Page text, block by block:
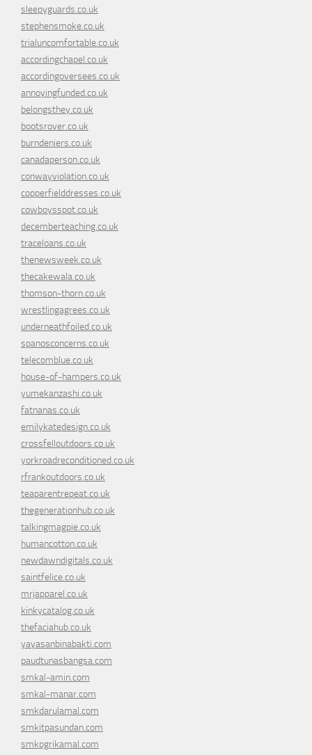
sleepyguards.co.uk
stephensmoke.co.uk
trialuncomfortable.co.uk
accordingchapel.co.uk
accordingoversees.co.uk
annoyingfunded.co.uk
belongsthey.co.uk
bootsrover.co.uk
burndeniers.co.uk
canadaperson.co.uk
conwayviolation.co.uk
copperfielddresses.co.uk
cowboysspot.co.uk
decemberteaching.co.uk
traceloans.co.uk
thenewsweek.co.uk
thecakewala.co.uk
thomson-thorn.co.uk
wrestlingagrees.co.uk
underneathfoiled.co.uk
spanosconcerns.co.uk
telecomblue.co.uk
house-of-hampers.co.uk
yumekanzashi.co.uk
fatnanas.co.uk
emilykatedesign.co.uk
crossfelloutdoors.co.uk
yorkroadreconditioned.co.uk
rfrankoutdoors.co.uk
teaparentrepeat.co.uk
thegenerationhub.co.uk
talkingmagpie.co.uk
humancotton.co.uk
newdawndigitals.co.uk
saintfelice.co.uk
mrjapparel.co.uk
kinkycatalog.co.uk
thefaciahub.co.uk
yayasanbinabakti.com
paudtunasbangsa.com
smkal-amin.com
smkal-manar.com
smkdarulamal.com
smkitpasundan.com
smkpgrikamal.com